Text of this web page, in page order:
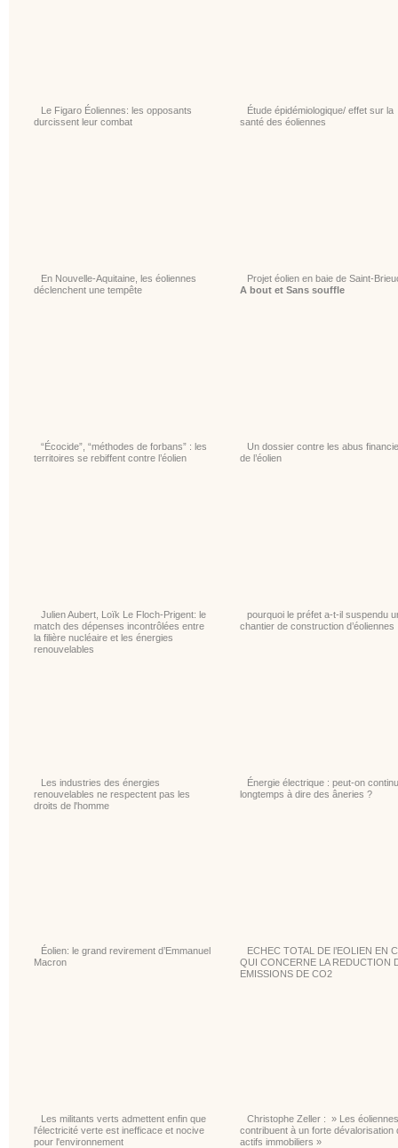
Le Figaro Éoliennes: les opposants
durcissent leur combat
Étude épidémiologique/ effet sur la
santé des éoliennes
En Nouvelle-Aquitaine, les éoliennes
déclenchent une tempête
Projet éolien en baie de Saint-
A bout et Sans souffle
“Écocide”, “méthodes de forbans” : les
territoires se rebiffent contre l’éolien
Un dossier contre les abus
de l’éolien
Julien Aubert, Loïk Le Floch-Prigent: le
match des dépenses incontrôlées entre
la filière nucléaire et les énergies
renouvelables
pourquoi le préfet a-t-il suspendu
chantier de construction d’éoliennes
Les industries des énergies
renouvelables ne respectent pas les
droits de l'homme
Énergie électrique : peut-on
longtemps à dire des âneries ?
Éolien: le grand revirement d’Emmanuel
Macron
ECHEC TOTAL DE l’EOLIEN EN
QUI CONCERNE LA REDUCTION
EMISSIONS DE CO2
Les militants verts admettent enfin que
l'électricité verte est inefficace et nocive
pour l'environnement
Christophe Zeller : » Les éoliennes
contribuent à un forte dévalorisation
actifs immobiliers »